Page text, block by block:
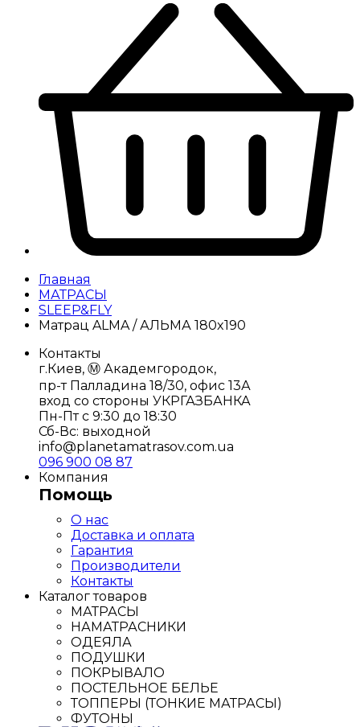
Главная
МАТРАСЫ
SLEEP&FLY
Матрац ALMA / АЛЬМА 180x190
Контакты
г.Киев, Ⓜ️ Академгородок,
пр-т Палладина 18/30, офис 13А
вход со стороны УКРГАЗБАНКА
Пн-Пт с 9:30 до 18:30
Сб-Вс: выходной
info@planetamatrasov.com.ua
096 900 08 87
Компания
Помощь
О нас
Доставка и оплата
Гарантия
Производители
Контакты
Каталог товаров
МАТРАСЫ
НАМАТРАСНИКИ
ОДЕЯЛА
ПОДУШКИ
ПОКРЫВАЛО
ПОСТЕЛЬНОЕ БЕЛЬЕ
ТОППЕРЫ (ТОНКИЕ МАТРАСЫ)
ФУТОНЫ